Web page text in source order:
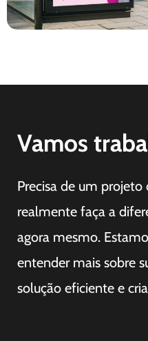
Vamos
Precisa de um
realmente faça a
agora mesmo.
entender mais sobre
solução eficiente e